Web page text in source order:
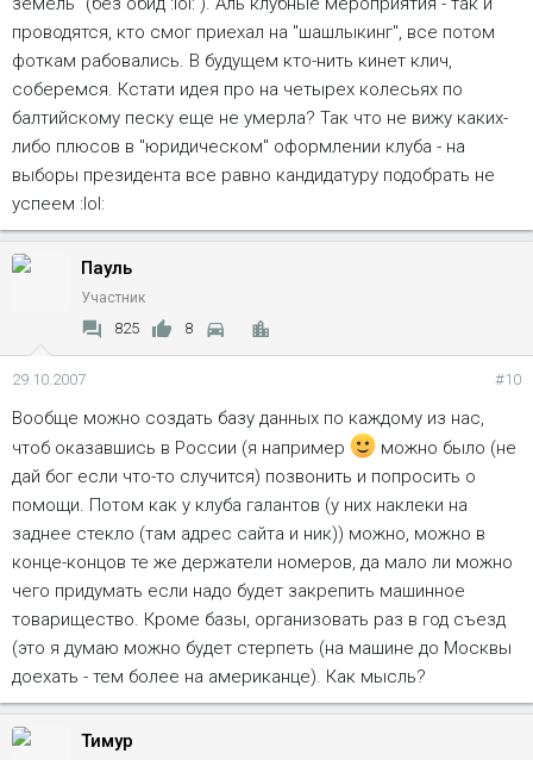
проводятся, кто смог приехал на "шашлыкинг", все потом
фоткам рабовались. В будущем кто-нить кинет клич,
соберемся. Кстати идея про на четырех колесьях по
балтийскому песку еще не умерла? Так что не вижу каких-
либо плюсов в "юридическом" оформлении клуба - на
выборы президента все равно кандидатуру подобрать не
успеем :lol:
Пауль
Участник
825 8
29.10.2007 #10
Вообще можно создать базу данных по каждому из нас,
чтоб оказавшись в России (я например
можно было (не
дай бог если что-то случится) позвонить и попросить о
помощи. Потом как у клуба галантов (у них наклеки на
заднее стекло (там адрес сайта и ник)) можно, можно в
конце-концов те же держатели номеров, да мало ли можно
чего придумать если надо будет закрепить машинное
товарищество. Кроме базы, организовать раз в год съезд
(это я думаю можно будет стерпеть (на машине до Москвы
доехать - тем более на американце). Как мысль?
Тимур